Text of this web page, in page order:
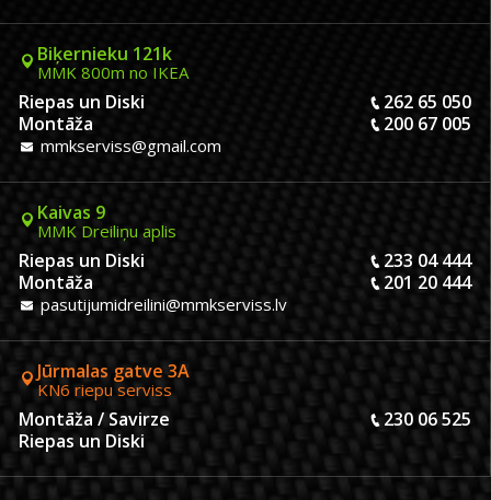
Biķernieku 121k
MMK 800m no IKEA
Riepas un Diski
262 65 050
Montāža
200 67 005
mmkserviss@gmail.com
Kaivas 9
MMK Dreiliņu aplis
Riepas un Diski
233 04 444
Montāža
201 20 444
pasutijumidreilini@mmkserviss.lv
Jūrmalas gatve 3A
KN6 riepu serviss
Montāža / Savirze
230 06 525
Riepas un Diski